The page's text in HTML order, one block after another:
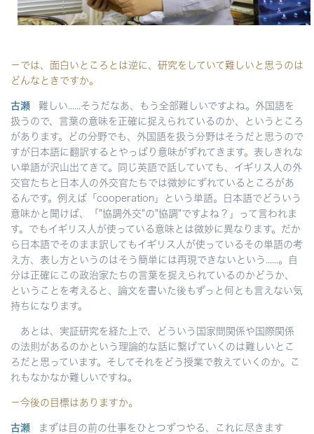
－では、面白いところとは逆に、研究をしていて難しいと思うのは
どんなときですか。
古瀬
難しい......そうだなあ、もう全部難しいですよね。外国語を
扱うので、言葉の意味を正確に捉えられているのか、というところ
があります。どの分野でも、外国語を扱う分野はそうだと思うので
すが日本語に翻訳するとやっぱり意味がずれてきます。表しきれな
い単語が沢山出てきて。同じ英語で話していても、イギリス人の外
交官たちと日本人の外交官たちでは微妙にずれているところがあ
るんです。例えば「cooperation」という単語。日本語でどういう
意味かと聞けば、「"協調外交"の"協調"ですよね？」って言われま
す。でもイギリス人が使っている意味とは微妙に異なります。だか
ら日本語でそのまま訳してもイギリス人が使っているその単語の考
え方、表し方というのはそう簡単には再現できないという......。自
分は正確にこの政治家たちの言葉を捉えられているのかどうか、
ということを考えると、論文を書いた後もずっと何とも言えない気
持ちになります。
あとは、実証研究を経た上で、どういう国家間関係や国際関係
の法則があるのかという理論的な話に繋げていくのは難しいとこ
ろだと思っています。そしてそれをどう授業で教えていくのか。こ
れもなかなか難しいですね。
－今後の目標はありますか。
古瀬
まずは目の前の仕事をひとつずつやる、これに尽きます